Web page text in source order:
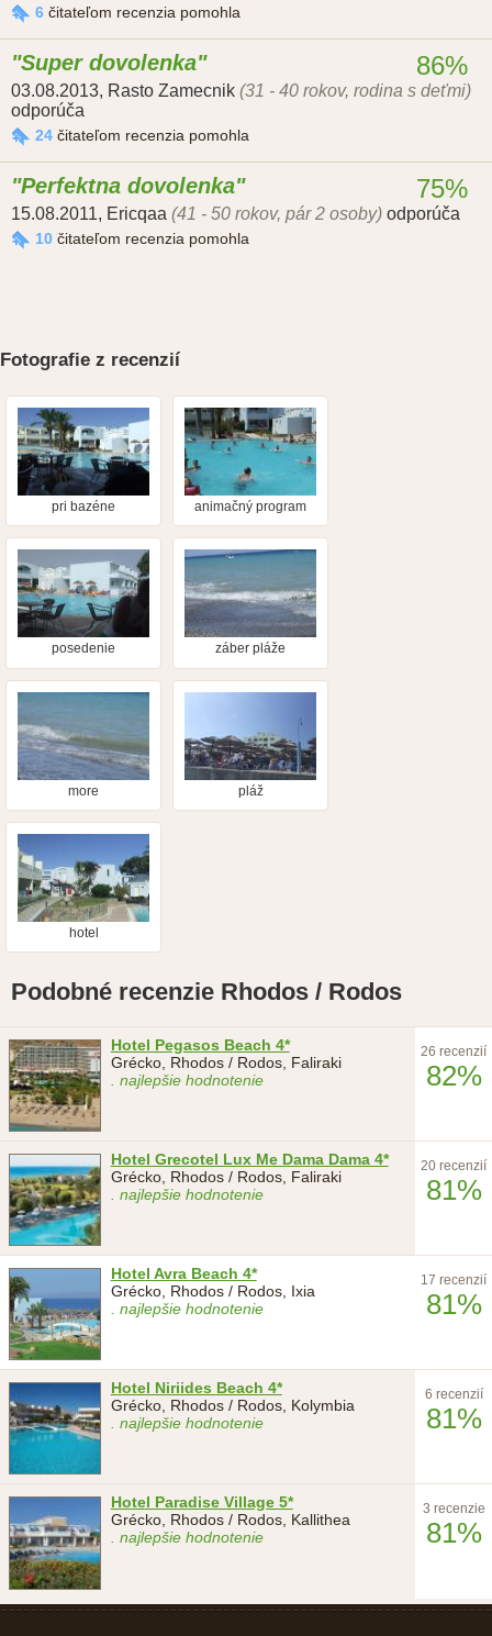
6 čitateľom recenzia pomohla
Super dovolenka
03.08.2013, Rasto Zamecnik (31 - 40 rokov, rodina s deťmi)
odporúča
24 čitateľom recenzia pomohla
86%
Perfektna dovolenka
15.08.2011, Ericqaa (41 - 50 rokov, pár 2 osoby) odporúča
10 čitateľom recenzia pomohla
75%
Fotografie z recenzií
pri bazéne animačný program
posedenie záber pláže
more pláž
hotel
Podobné recenzie Rhodos / Rodos
Hotel Pegasos Beach 4*
Grécko, Rhodos / Rodos, Faliraki
. najlepšie hodnotenie
26 recenzií
82%
Hotel Grecotel Lux Me Dama Dama 4*
Grécko, Rhodos / Rodos, Faliraki
. najlepšie hodnotenie
20 recenzií
81%
Hotel Avra Beach 4*
Grécko, Rhodos / Rodos, Ixia
. najlepšie hodnotenie
17 recenzií
81%
Hotel Niriides Beach 4*
Grécko, Rhodos / Rodos, Kolymbia
. najlepšie hodnotenie
6 recenzií
81%
Hotel Paradise Village 5*
Grécko, Rhodos / Rodos, Kallithea
. najlepšie hodnotenie
3 recenzie
81%